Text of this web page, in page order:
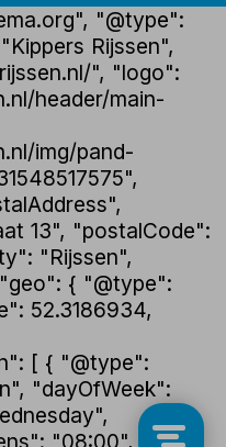
"@type":
Rijssen",
", "logo":
header/main-
img/pand-
13", "postalCode":
"Rijssen",
{ "@type":
52.3186934,
[ { "@type":
"dayOfWeek":
"08:00",